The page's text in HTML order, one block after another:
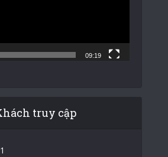
09:19
truy cập
1